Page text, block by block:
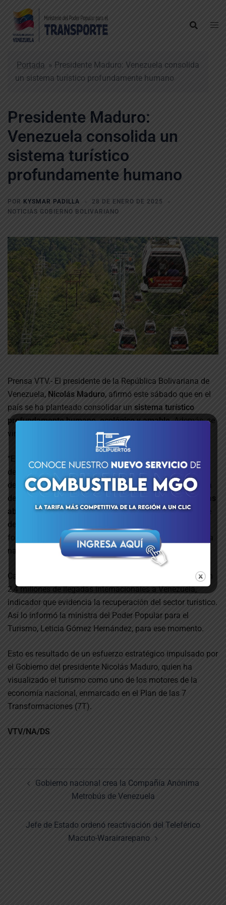
contenido
Portada » Presidente Maduro: Venezuela consolida
un sistema turístico profundamente humano
Presidente Maduro:
Venezuela consolida un
sistema turístico
profundamente humano
POR KYSMAR PADILLA
28 DE ENERO DE 2025
NOTICIAS GOBIERNO BOLIVARIANO
Prensa VTV.- El presidente de la República Bolivariana de
Venezuela, Nicolás Maduro, afirmó este sábado que en el
país se ha planteado consolidar un sistema turístico
profundamente humano, ecológico y amable. Además, se
vincula con la historia, la cultura y las bellezas naturales.
“El turismo de Venezuela se basa en la diversión sana; es
decir, un turismo enriquecedor para la nación”, dijo el jefe
de Estado a través de un mensaje publicado en su cuenta
de Telegram. Enfatizó que el país
se encuentra de puertas
abiertas a los inversionistaspara consolidar un motor de
desarrollo sostenible, capaz de generar oportunidades,
fortalecer las comunidades y preservar el patrimonio de la
nación.
Cabe recordar que el cierre del año 2024 se contabilizaron
2,4 millones de llegadas internacionales a Venezuela,
indicador que evidencia la recuperación del sector turístico.
Así lo informó la ministra del Poder Popular para el
Turismo, Leticia Gómez Hernández, para ese momento.
Esto es resultado de un esfuerzo estratégico impulsado por
el Gobierno del presidente Nicolás Maduro, quien ha
visualizado el turismo como uno de los motores de la
economía nacional, enmarcado en el Plan de las 7
Transformaciones (7T).
VTV/NA/DS
Gobierno nacional crea la Compañía Anónima
Metrobús de Venezuela
Jefe de Estado ordenó reactivación del Teleférico
Macuto-Warairarepano